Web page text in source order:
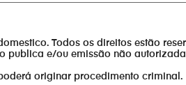
Todos os direitos estão
publica e/ou emissão não
originar procedimento criminal.